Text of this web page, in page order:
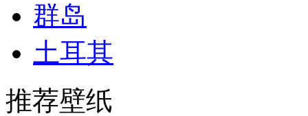
群岛
土耳其
推荐壁纸